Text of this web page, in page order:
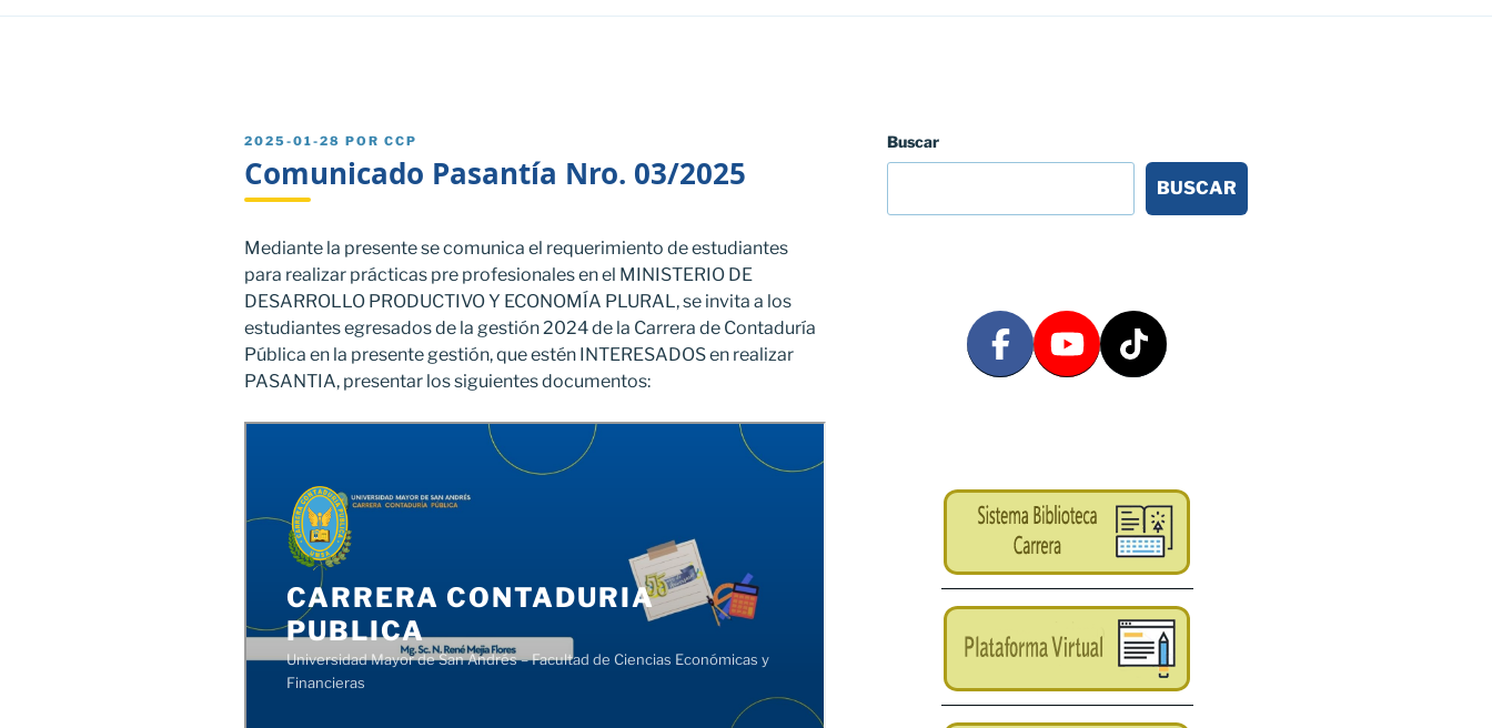
PUBLICADO
2025-01-28 POR CCP
Comunicado Pasantía Nro. 03/2025
Mediante la presente se comunica el requerimiento de estudiantes
para realizar prácticas pre profesionales en el MINISTERIO DE
DESARROLLO PRODUCTIVO Y ECONOMÍA PLURAL, se invita a los
estudiantes egresados de la gestión 2024 de la Carrera de Contaduría
Pública en la presente gestión, que estén INTERESADOS en realizar
PASANTIA, presentar los siguientes documentos:
Buscar
BUSCAR